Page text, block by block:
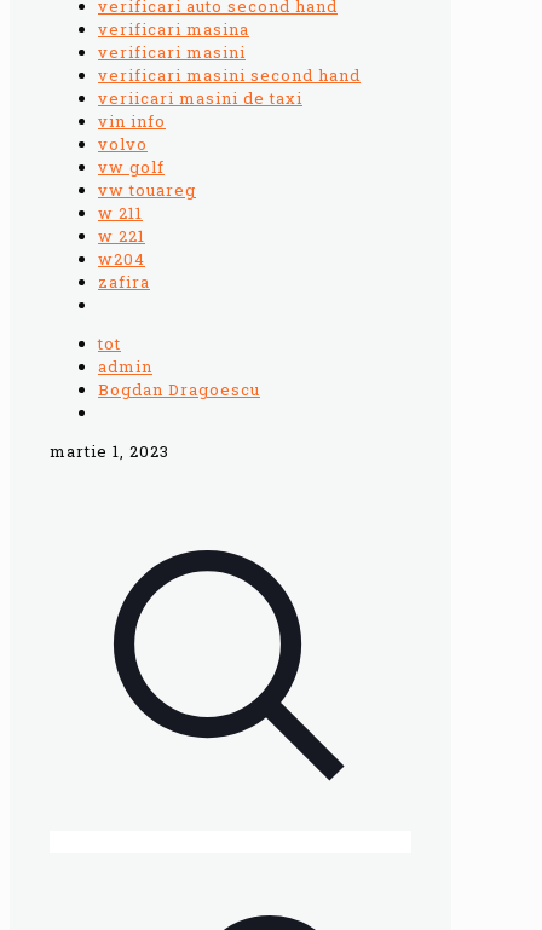
verificari auto second hand
verificari masina
verificari masini
verificari masini second hand
veriicari masini de taxi
vin info
volvo
vw golf
vw touareg
w 211
w 221
w204
zafira
tot
admin
Bogdan Dragoescu
martie 1, 2023